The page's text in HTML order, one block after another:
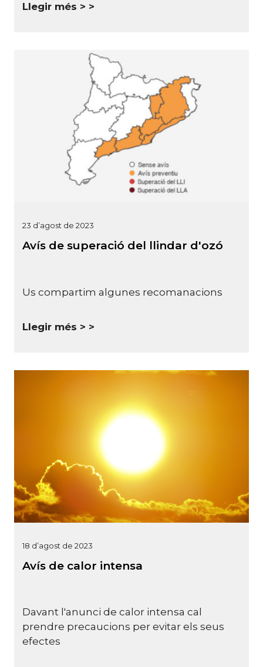
Llegir més >
23 d’agost de 2023
Avís de superació del llindar d'ozó
Us compartim algunes recomanacions
Llegir més >
18 d’agost de 2023
Avís de calor intensa
Davant l'anunci de calor intensa cal
prendre precaucions per evitar els seus
efectes